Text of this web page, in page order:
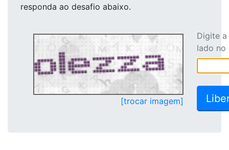
responda ao desafio abaixo.
[trocar imagem]
Digite
lado no